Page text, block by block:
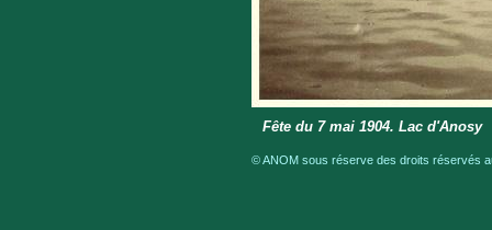
Fête du 7 mai 1904. Lac d'Anosy
© ANOM sous réserve des droits réservés